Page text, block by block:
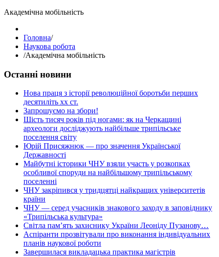
Академічна мобільність
Головна/
Наукова робота
/Академічна мобільність
Останні новини
Нова праця з історії революційної боротьби перших
десятиліть хх ст.
Запрошуємо на збори!
Шість тисяч років під ногами: як на Черкащині
археологи досліджують найбільше трипільське
поселення світу
Юрій Присяжнюк — про значення Української
Державності
Майбутні історики ЧНУ взяли участь у розкопках
особливої споруди на найбільшому трипільському
поселенні
ЧНУ закріпився у тридцятці найкращих університетів
країни
ЧНУ — серед учасників знакового заходу в заповіднику
«Трипільська культура»
Світла пам’ять захиснику України Леоніду Пузанову…
Аспіранти прозвітували про виконання індивідуальних
планів наукової роботи
Завершилася викладацька практика магістрів